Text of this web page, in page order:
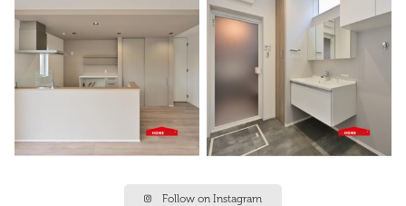
Follow on Instagram